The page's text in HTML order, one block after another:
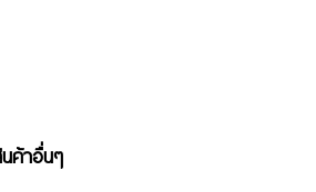
ค้าอื่นๆ